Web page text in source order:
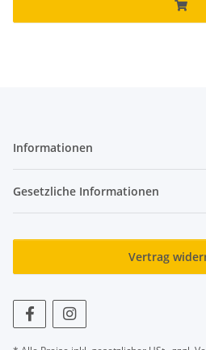
Informationen
Gesetzliche Informationen
Vertrag